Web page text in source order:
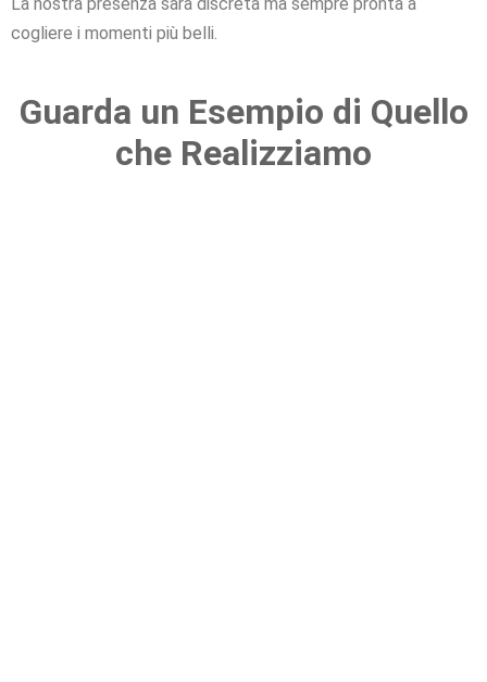
cogliere i momenti più belli.
Guarda un Esempio di Quello
che Realizziamo